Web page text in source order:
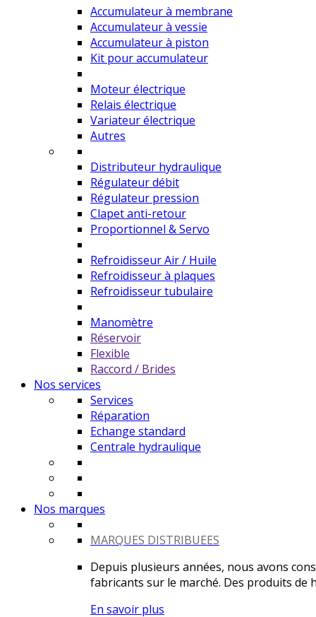
Accumulateur à membrane
Accumulateur à vessie
Accumulateur à piston
Kit pour accumulateur
Moteur électrique
Relais électrique
Variateur électrique
Autres
Distributeur hydraulique
Régulateur débit
Régulateur pression
Clapet anti-retour
Proportionnel & Servo
Refroidisseur Air / Huile
Refroidisseur à plaques
Refroidisseur tubulaire
Manomètre
Réservoir
Flexible
Raccord / Brides
Nos services
Services
Réparation
Echange standard
Centrale hydraulique
Nos marques
MARQUES DISTRIBUEES
Depuis plusieurs années, nous avons
fabricants sur le marché. Des produits de
En savoir plus